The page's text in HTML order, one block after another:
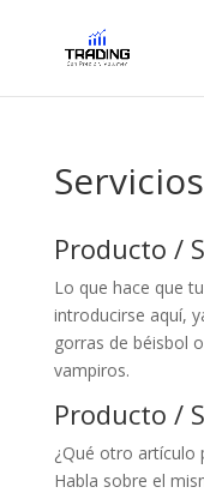
Servicios
Producto /
Lo que hace que
introducirse aquí,
gorras de béisbol
vampiros.
Producto /
¿Qué otro artículo
Habla sobre el